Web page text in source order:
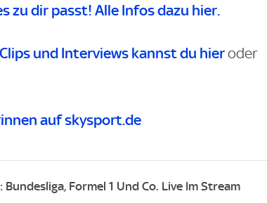
zu dir passt! Alle Infos dazu hier.
und Interviews kannst du hieroder
auf skysport.de
Formel 1 Und Co. Live Im Stream